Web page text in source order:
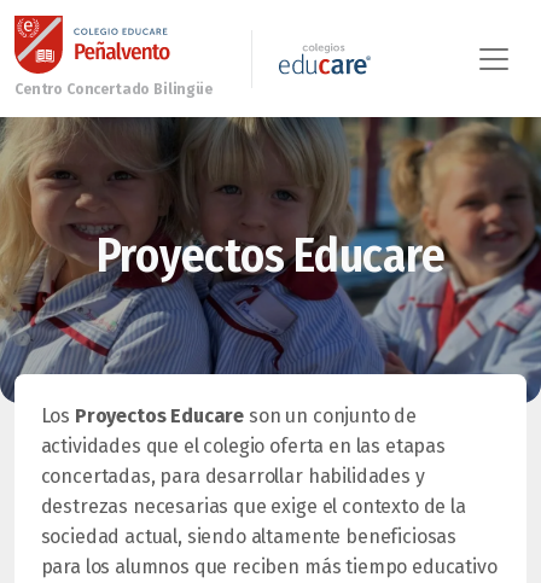
Proyectos Educare
Los Proyectos Educare son un conjunto de
actividades que el colegio oferta en las etapas
concertadas, para desarrollar habilidades y
destrezas necesarias que exige el contexto de la
sociedad actual, siendo altamente beneficiosas
para los alumnos que reciben más tiempo educativo